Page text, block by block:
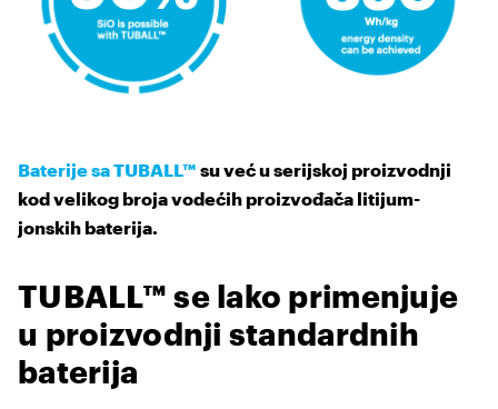
Baterije sa TUBALL™ su već u serijskoj proizvodnji
kod velikog broja vodećih proizvođača litijum-
jonskih baterija.
TUBALL™ se lako primenjuje
u proizvodnji standardnih
baterija